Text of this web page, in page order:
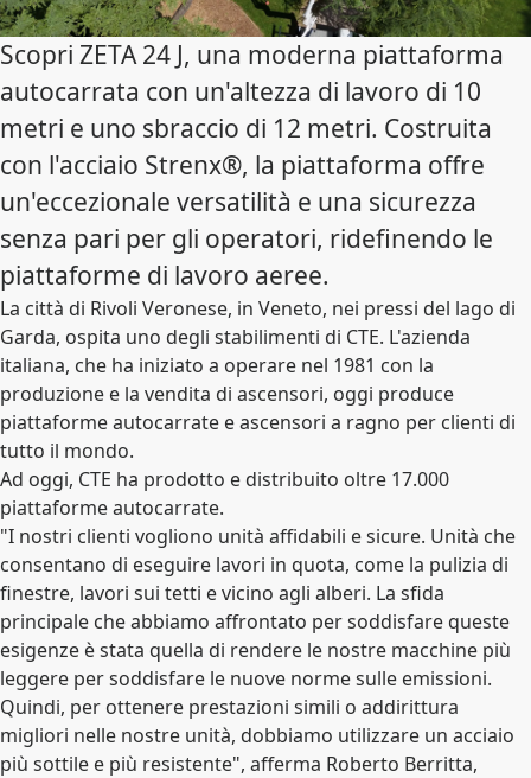
Scopri ZETA 24 J, una moderna piattaforma
autocarrata con un'altezza di lavoro di 10
metri e uno sbraccio di 12 metri. Costruita
con l'acciaio Strenx®, la piattaforma offre
un'eccezionale versatilità e una sicurezza
senza pari per gli operatori, ridefinendo le
piattaforme di lavoro aeree.
La città di Rivoli Veronese, in Veneto, nei pressi del lago di
Garda, ospita uno degli stabilimenti di CTE. L'azienda
italiana, che ha iniziato a operare nel 1981 con la
produzione e la vendita di ascensori, oggi produce
piattaforme autocarrate e ascensori a ragno per clienti di
tutto il mondo.
Ad oggi, CTE ha prodotto e distribuito oltre 17.000
piattaforme autocarrate.
"I nostri clienti vogliono unità affidabili e sicure. Unità che
consentano di eseguire lavori in quota, come la pulizia di
finestre, lavori sui tetti e vicino agli alberi. La sfida
principale che abbiamo affrontato per soddisfare queste
esigenze è stata quella di rendere le nostre macchine più
leggere per soddisfare le nuove norme sulle emissioni.
Quindi, per ottenere prestazioni simili o addirittura
migliori nelle nostre unità, dobbiamo utilizzare un acciaio
più sottile e più resistente", afferma Roberto Berritta,